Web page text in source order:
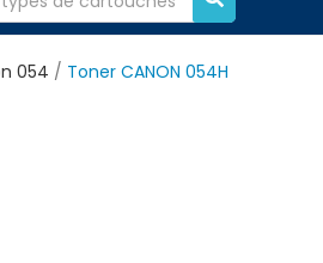
054
Toner CANON 054H